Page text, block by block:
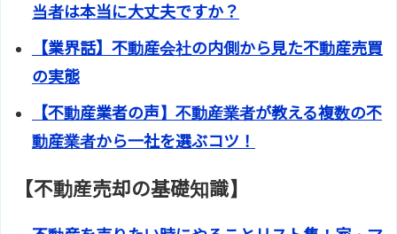
当者は本当に大丈夫ですか？
【業界話】不動産会社の内側から見た不動産売買
の実態
【不動産業者の声】不動産業者が教える複数の不
動産業者から一社を選ぶコツ！
【不動産売却の基礎知識】